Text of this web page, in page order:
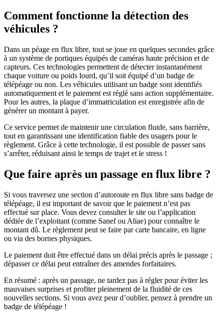
Comment fonctionne la détection des
véhicules ?
Dans un péage en flux libre, tout se joue en quelques secondes grâce
à un système de portiques équipés de caméras haute précision et de
capteurs. Ces technologies permettent de détecter instantanément
chaque voiture ou poids lourd, qu’il soit équipé d’un badge de
télépéage ou non. Les véhicules utilisant un badge sont identifiés
automatiquement et le paiement est réglé sans action supplémentaire.
Pour les autres, la plaque d’immatriculation est enregistrée afin de
générer un montant à payer.
Ce service permet de maintenir une circulation fluide, sans barrière,
tout en garantissant une identification fiable des usagers pour le
règlement. Grâce à cette technologie, il est possible de passer sans
s’arrêter, réduisant ainsi le temps de trajet et le stress !
Que faire après un passage en flux libre ?
Si vous traversez une section d’autoroute en flux libre sans badge de
télépéage, il est important de savoir que le paiement n’est pas
effectué sur place. Vous devez consulter le site ou l’application
dédiée de l’exploitant (comme Sanef ou Aliae) pour connaître le
montant dû. Le règlement peut se faire par carte bancaire, en ligne
ou via des bornes physiques.
Le paiement doit être effectué dans un délai précis après le passage ;
dépasser ce délai peut entraîner des amendes forfaitaires.
En résumé : après un passage, ne tardez pas à régler pour éviter les
mauvaises surprises et profiter pleinement de la fluidité de ces
nouvelles sections. Si vous avez peur d’oublier, pensez à prendre un
badge de télépéage !